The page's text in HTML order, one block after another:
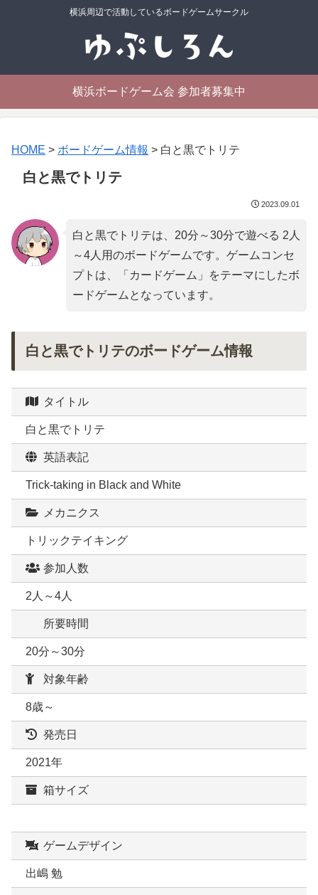
横浜周辺で活動しているボードゲームサークル
横浜ボードゲーム会 参加者募集中
HOME > ボードゲーム情報 > 白と黒でトリテ
白と黒でトリテ
2023.09.01
白と黒でトリテは、20分～30分で遊べる 2人
～4人用のボードゲームです。ゲームコンセ
プトは、「 カードゲーム 」をテーマにしたボ
ードゲームとなっています。
白と黒でトリテのボードゲーム情報
タイトル
白と黒でトリテ
英語表記
Trick-taking in Black and White
メカニクス
トリックテイキング
参加人数
2人～4人
所要時間
20分～30分
対象年齢
8歳～
発売日
2021年
箱サイズ
ゲームデザイン
出嶋 勉